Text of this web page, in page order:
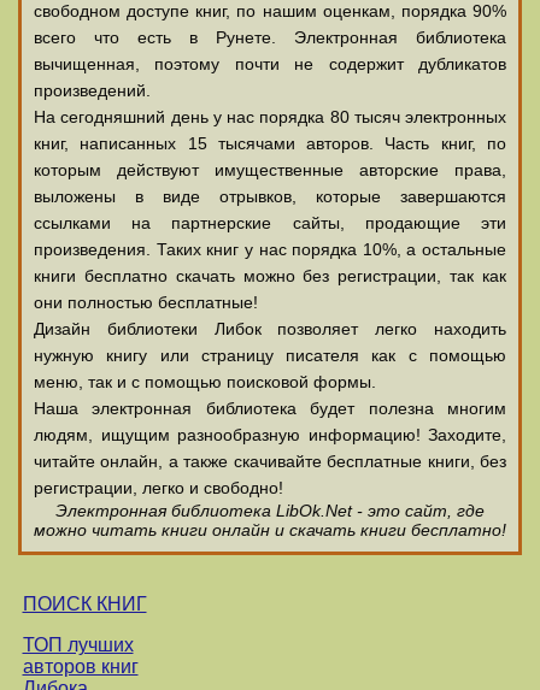
свободном доступе книг, по нашим оценкам, порядка 90%
всего что есть в Рунете. Электронная библиотека
вычищенная, поэтому почти не содержит дубликатов
произведений.
На сегодняшний день у нас порядка 80 тысяч электронных
книг, написанных 15 тысячами авторов. Часть книг, по
которым действуют имущественные авторские права,
выложены в виде отрывков, которые завершаются
ссылками на партнерские сайты, продающие эти
произведения. Таких книг у нас порядка 10%, а остальные
книги бесплатно скачать можно без регистрации, так как
они полностью бесплатные!
Дизайн библиотеки Либок позволяет легко находить
нужную книгу или страницу писателя как с помощью
меню, так и с помощью поисковой формы.
Наша электронная библиотека будет полезна многим
людям, ищущим разнообразную информацию! Заходите,
читайте онлайн, а также скачивайте бесплатные книги, без
регистрации, легко и свободно!
Электронная библиотека LibOk.Net - это сайт, где
можно читать книги онлайн и скачать книги бесплатно!
ПОИСК КНИГ
ТОП лучших
авторов книг